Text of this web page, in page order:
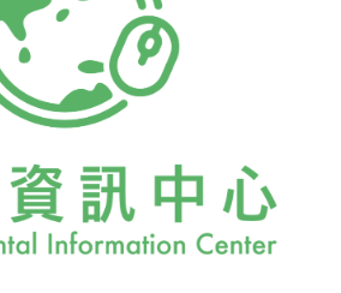
蛺蝶，遠多於灰蝶科126種，稱霸
。「全球各地，蝶類最大的科不是
（Family Nymphalidae）是台灣最
國際重量級鱗翅目學者，他以5年
類現況。蛺蝶科體型差異較大，大
縮於胸前，僅以中後足站立。此科
蝶